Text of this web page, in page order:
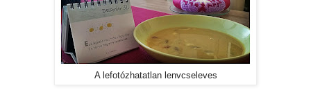
A lefotózhatatlan lenvcseleves